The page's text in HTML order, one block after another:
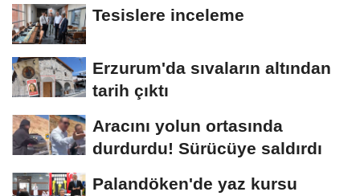
Tesislere inceleme
Erzurum'da sıvaların altından
tarih çıktı
Aracını yolun ortasında
durdurdu! Sürücüye saldırdı
Palandöken'de yaz kursu